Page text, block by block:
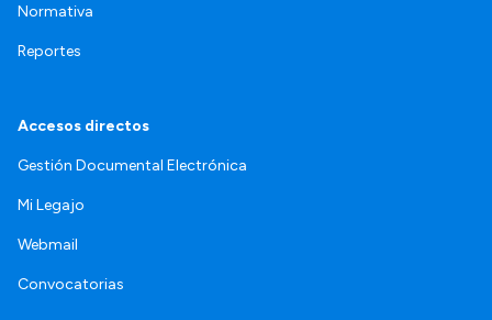
Normativa
Reportes
Accesos directos
Gestión Documental Electrónica
Mi Legajo
Webmail
Convocatorias